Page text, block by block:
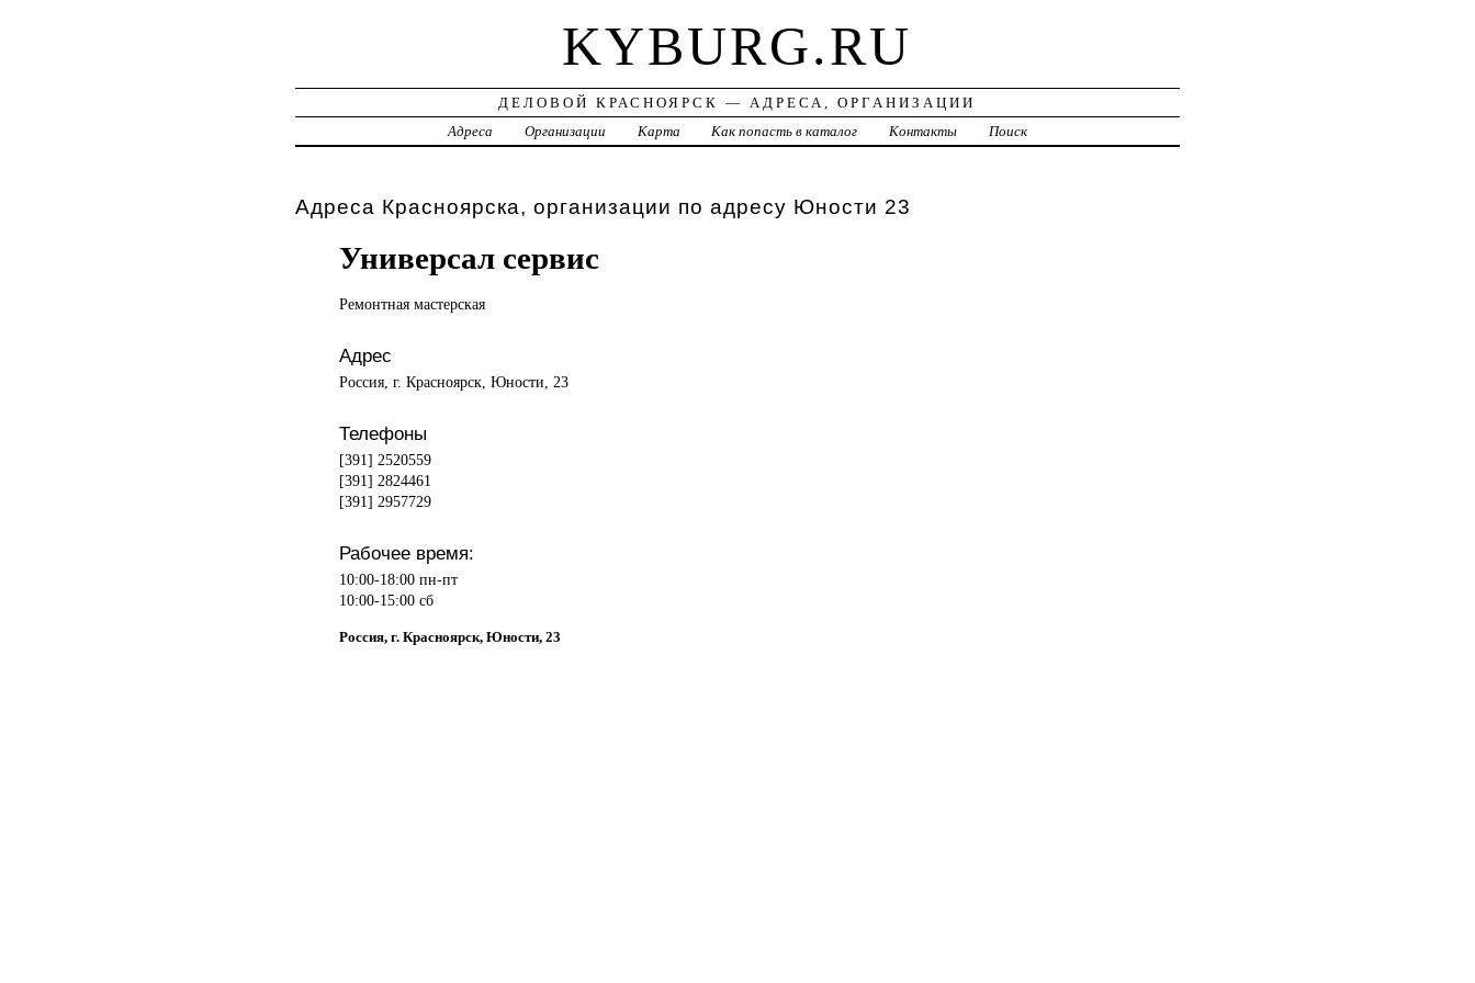
KYBURG.RU
ДЕЛОВОЙ КРАСНОЯРСК — АДРЕСА, ОРГАНИЗАЦИИ
Адреса
Организации Карта Как попасть в каталог Контакты Поиск
Адреса Красноярска, организации по адресу Юности 23
Универсал сервис
Ремонтная мастерская
Адрес
Россия, г. Красноярск, Юности, 23
Телефоны
[391] 2520559
[391] 2824461
[391] 2957729
Рабочее время:
10:00-18:00 пн-пт
10:00-15:00 сб
Россия, г. Красноярск, Юности, 23